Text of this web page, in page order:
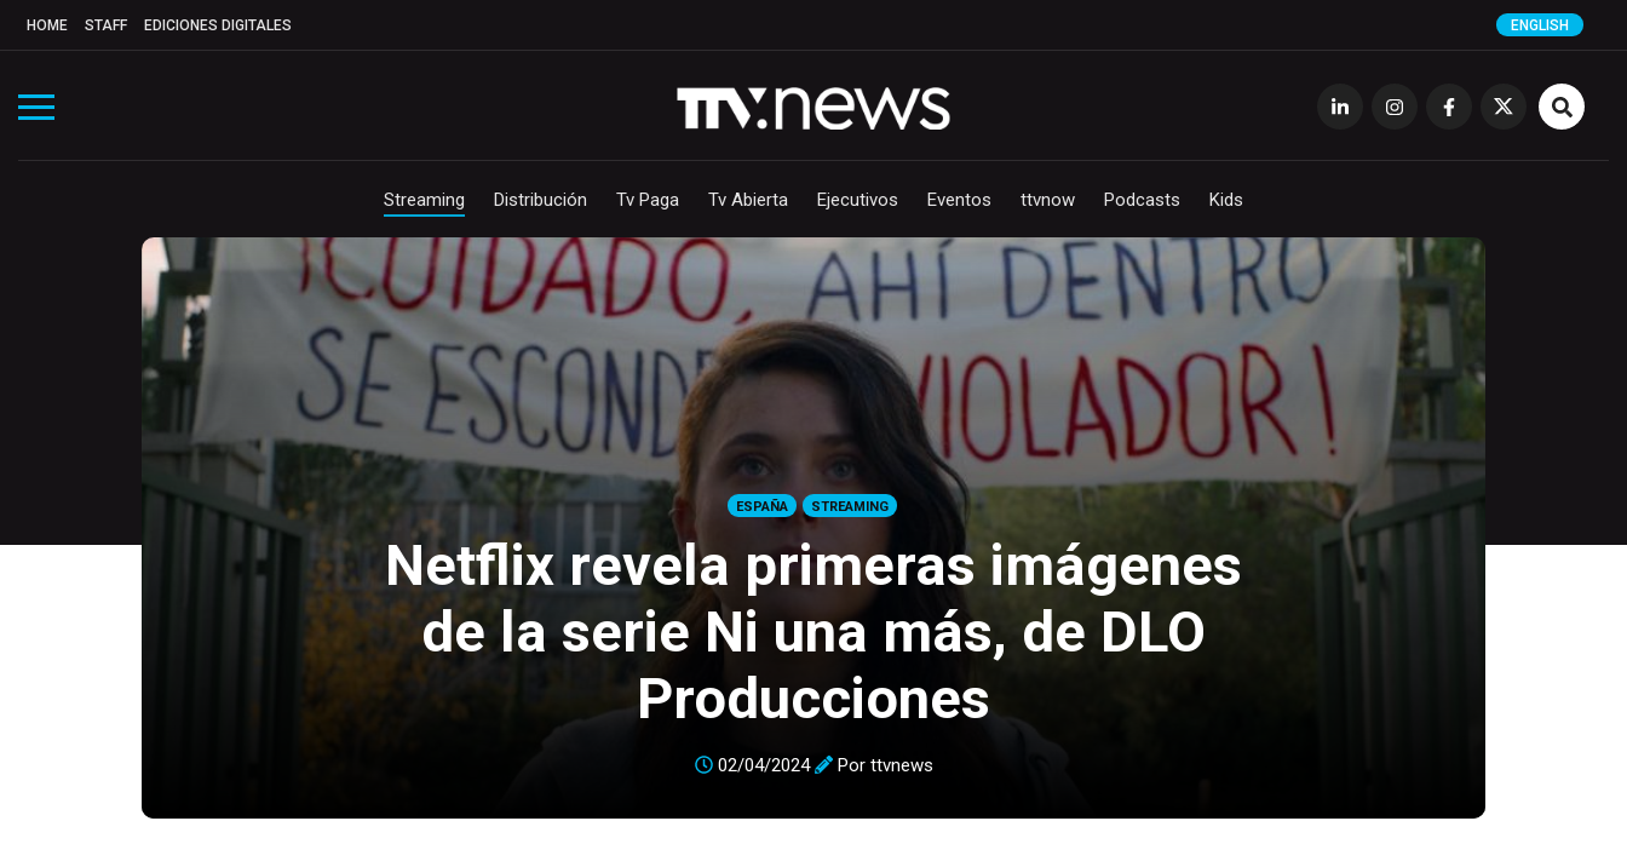
HOME STAFF EDICIONES DIGITALES ENGLISH
Streaming Distribución Tv Paga Tv Abierta Ejecutivos Eventos ttvnow Podcasts Kids
ESPAÑA STREAMING
Netflix revela primeras imágenes
de la serie Ni una más, de DLO
Producciones
02/04/2024 Por ttvnews